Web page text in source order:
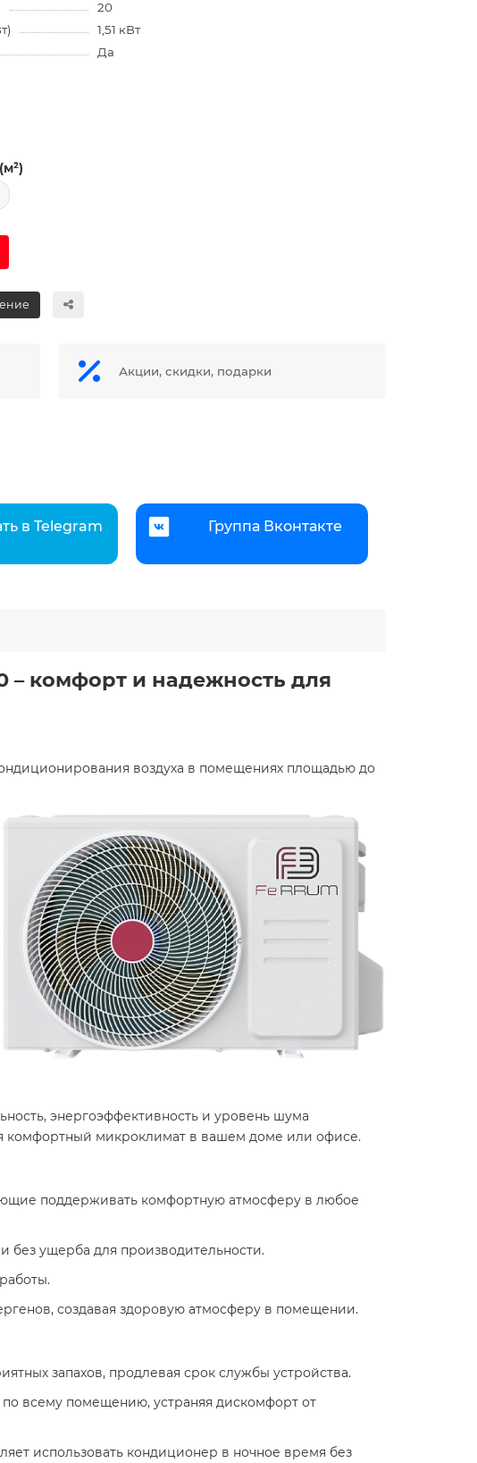
20
1,51 кВт
Да
Акции, скидки, подарки
в Telegram Группа Вконтакте
– комфорт и надежность для
воздуха в помещениях площадью до
энергоэффективность и уровень шума
комфортный микроклимат в вашем доме или офисе.​
поддерживать комфортную атмосферу в любое
без ущерба для производительности.​
создавая здоровую атмосферу в помещении.​
запахов, продлевая срок службы устройства.​
всему помещению, устраняя дискомфорт от
использовать кондиционер в ночное время без